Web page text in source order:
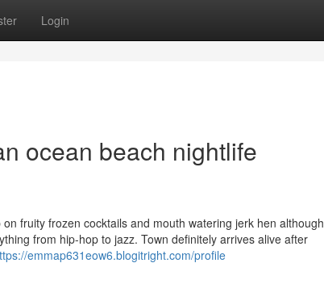
Login
ocean beach nightlife
fruity frozen cocktails and mouth watering jerk hen although
from hip-hop to jazz. Town definitely arrives alive after
emmap631eow6.blogitright.com/profile